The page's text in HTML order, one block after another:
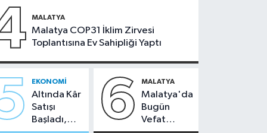
Bugün
Çekiliyor
2026
MALATYA
Malatya COP31 İklim Zirvesi
Toplantısına Ev Sahipliği Yaptı
EKONOMI
Altında Kâr
Satışı
Başladı,
6 MALATYA
Malatya'da
Bugün
Vefat